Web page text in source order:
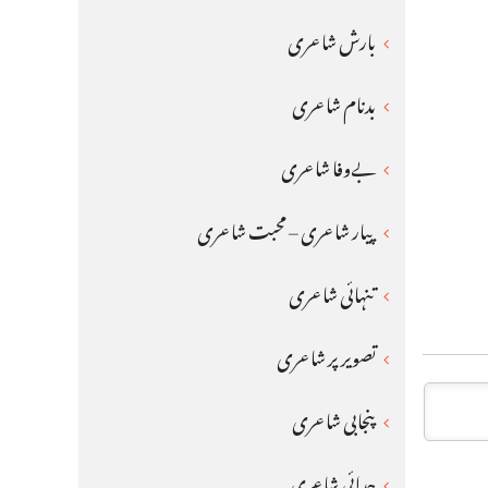
بارش شاعری
بدنام شاعری
بےوفا شاعری
پیار شاعری – محبت شاعری
تنہائی شاعری
تصویر پر شاعری
پنجابی شاعری